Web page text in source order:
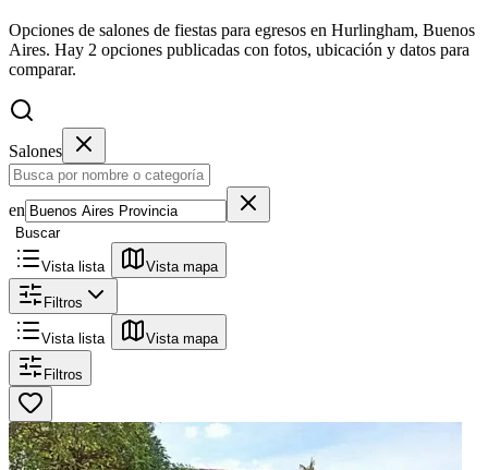
Opciones de salones de fiestas para egresos en Hurlingham, Buenos
Aires. Hay 2 opciones publicadas con fotos, ubicación y datos para
comparar.
Salones
en
Buscar
Vista lista Vista mapa
Filtros
Vista lista Vista mapa
Filtros